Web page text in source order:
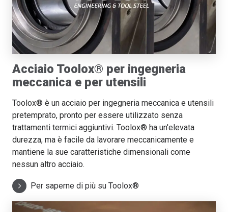
Acciaio Toolox® per ingegneria
meccanica e per utensili
Toolox® è un acciaio per ingegneria meccanica e utensili
pretemprato, pronto per essere utilizzato senza
trattamenti termici aggiuntivi. Toolox® ha un'elevata
durezza, ma è facile da lavorare meccanicamente e
mantiene la sue caratteristiche dimensionali come
nessun altro acciaio.
Per saperne di più su Toolox®